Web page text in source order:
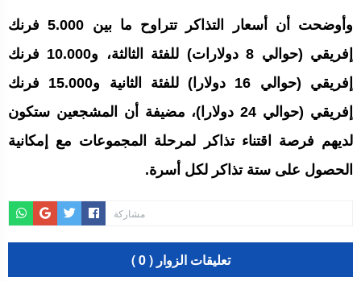
وأوضحت أن أسعار التذاكر تتراوح ما بين 5.000 فرنك
إفريقي (حوالي 8 دولارات) للفئة الثالثة، و10.000 فرنك
إفريقي (حوالي 16 دولارا) للفئة الثانية و15.000 فرنك
إفريقي (حوالي 24 دولارا)، مضيفة أن المشجعين ستكون
لديهم فرصة اقتناء تذاكر لمرحلة المجموعات مع إمكانية
الحصول على ستة تذاكر لكل أسرة.
مشاركة
تعليقات الزوار ( 0 )